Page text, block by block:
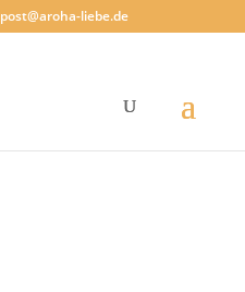
post@aroha-liebe.de